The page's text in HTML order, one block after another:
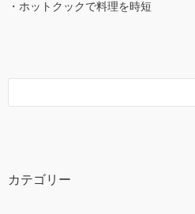
・ホットクックで料理を時短
カテゴリー